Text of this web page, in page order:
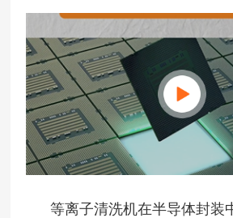
等离子清洗机在半导体封装